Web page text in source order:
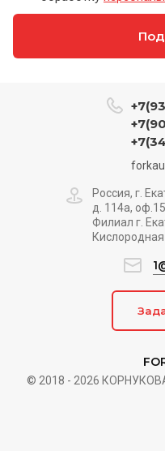
© 2018 - 2026
Россия, г.
д. 114а, оф.15.
Филиал г.